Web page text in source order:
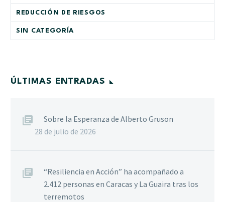
REDUCCIÓN DE RIESGOS
SIN CATEGORÍA
ÚLTIMAS ENTRADAS
Sobre la Esperanza de Alberto Gruson
28 de julio de 2026
“Resiliencia en Acción” ha acompañado a
2.412 personas en Caracas y La Guaira tras los
terremotos